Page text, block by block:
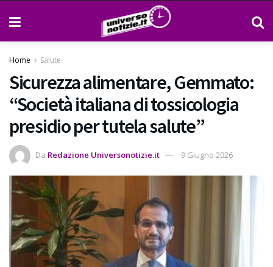
Home Salute
Sicurezza alimentare, Gemmato:
“Società italiana di tossicologia
presidio per tutela salute”
Da Redazione Universonotizie.it 9 Giugno 2026